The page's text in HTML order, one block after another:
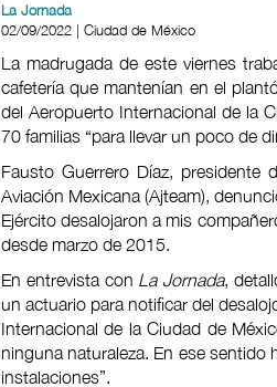
La Jornada
02/09/2022 | Ciudad de México
La madrugada de este viernes
cafetería que mantenían en el
del Aeropuerto Internacional de la
70 familias “para llevar un poco de
Fausto Guerrero Díaz, presidente
Aviación Mexicana (Ajteam),
Ejército desalojaron a mis
desde marzo de 2015.
En entrevista con La Jornada,
un actuario para notificar del
Internacional de la Ciudad de
ninguna naturaleza. En ese
instalaciones”.